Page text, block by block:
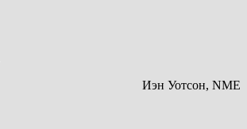
Иэн Уотсон, NME